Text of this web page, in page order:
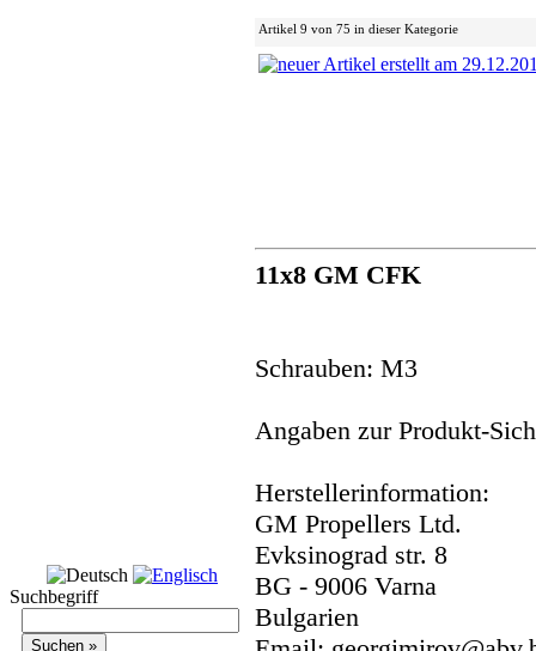
Suchbegriff
Artikel 9 von 75 in dieser Kategorie
11x8 GM CFK
Schrauben: M3
Angaben zur Produkt-
Herstellerinformation:
GM Propellers Ltd.
Evksinograd str. 8
BG - 9006 Varna
Bulgarien